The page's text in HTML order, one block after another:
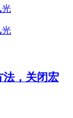
法，关闭宏